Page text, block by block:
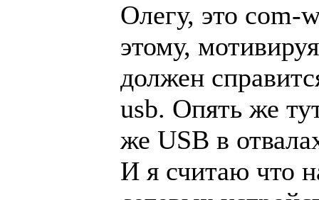
Олегу, это com-
этому,
должен
usb. Опять же
же USB в
И я считаю что